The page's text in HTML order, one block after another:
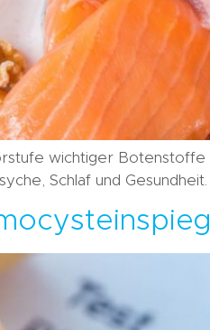
wichtiger
Schlaf und Gesundheit.